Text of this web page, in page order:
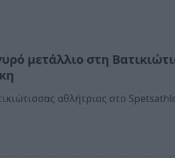
μετάλλιο στη
αθλήτριας στο